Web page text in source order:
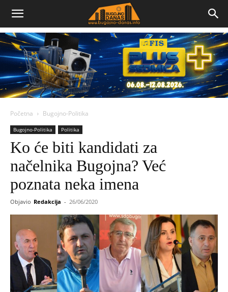
Bugojno
Danas
Početna Bugojno-Politika
Bugojno-Politika Politika
Ko će biti kandidati za
načelnika Bugojna? Već
poznata neka imena
Objavio Redakcija - 26/06/2020